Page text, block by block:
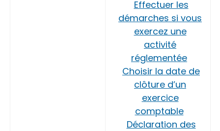
Effectuer les
démarches si vous
exercez une
activité
réglementée
Choisir la date de
clôture d’un
exercice
comptable
Déclaration des